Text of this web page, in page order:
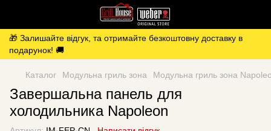
🎁 Залишайте відгук, та отримайте безкоштовну доставку в
подарунок! 🚚
Каталог Модульна гриль зона Модульна гриль зона
Завершальна панель для
холодильника Napoleon